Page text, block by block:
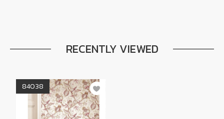
RECENTLY VIEWED
84038